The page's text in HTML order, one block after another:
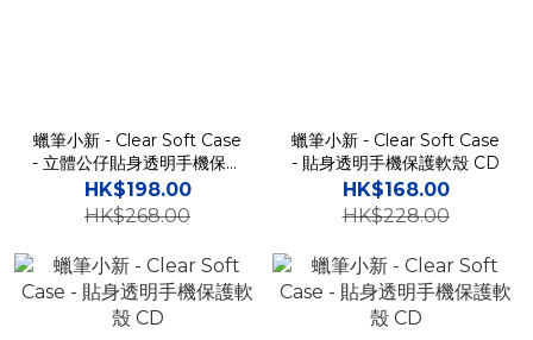
蠟筆小新 - Clear Soft Case
- 立體公仔貼身透明手機保護
軟殼 TY
HK$198.00
HK$268.00
蠟筆小新 - Clear Soft Case
- 貼身透明手機保護軟殼 CD
HK$168.00
HK$228.00